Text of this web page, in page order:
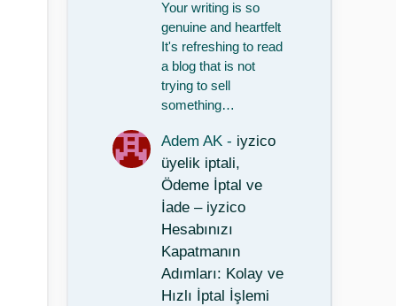
Your writing is so
genuine and heartfelt
It's refreshing to read
a blog that is not
trying to sell
something…
Adem AK - iyzico
üyelik iptali,
Ödeme İptal ve
İade – iyzico
Hesabınızı
Kapatmanın
Adımları: Kolay ve
Hızlı İptal İşlemi